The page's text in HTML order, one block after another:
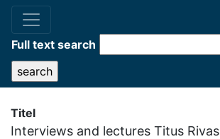
Full text search
Titel
Interviews and lectures Titus Rivas